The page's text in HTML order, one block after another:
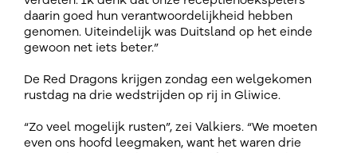
daarin goed hun verantwoordelijkheid hebben
genomen. Uiteindelijk was Duitsland op het einde
gewoon net iets beter.”
De Red Dragons krijgen zondag een welgekomen
rustdag na drie wedstrijden op rij in Gliwice.
“Zo veel mogelijk rusten”, zei Valkiers. “We moeten
even ons hoofd leegmaken, want het waren drie